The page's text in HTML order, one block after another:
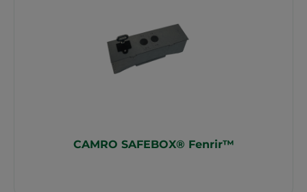
CAMRO SAFEBOX® Fenrir™